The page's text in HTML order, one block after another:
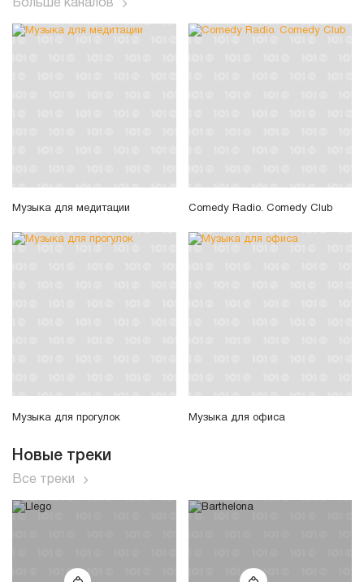
Больше каналов
Музыка для медитации Comedy Radio. Comedy Club
Музыка для прогулок Музыка для офиса
Новые треки
Все треки